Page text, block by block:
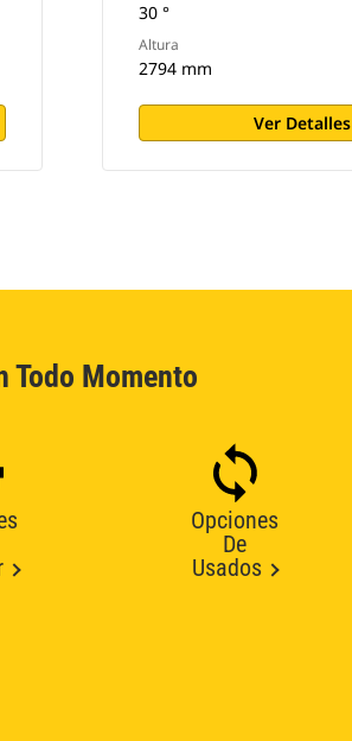
30 °
Altura
2794 mm
Ver Detalles
Todo Momento
Opciones
De
Usados